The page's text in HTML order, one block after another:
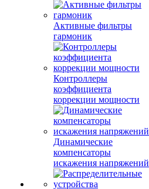
Активные фильтры
гармоник
Контроллеры
коэффициента
коррекции мощности
Динамические
компенсаторы
искажения напряжений